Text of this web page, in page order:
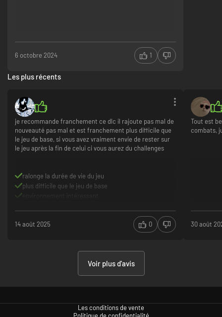
6 octobre 2024 1
Les plus récents
je recommande franchement ce dlc il rajoute pas mal de
nouveauté pas mal et est franchement plus difficile que
le jeu de base, si vous avez vraiment envie de rester sur
le jeu après la fin de celui ci vous aurez du challenges
ralonge la durée de vie du jeu
plus difficile que le jeu de base
14 août 2025 0
Tout est
combats,
30 août
Voir plus d'avis
Les conditions de vente
Politique de confidentialité